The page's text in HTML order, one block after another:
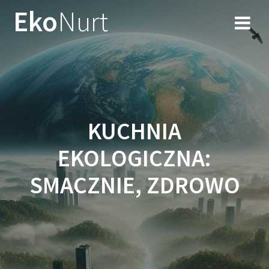
treści
EkoNurt
KUCHNIA
EKOLOGICZNA:
SMACZNIE, ZDROWO